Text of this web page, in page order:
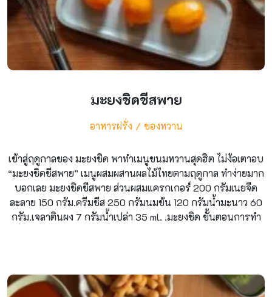
มะยงชิดชีสพาย
อาหารฝรั่ง ของหวาน
เข้าสู่ฤดูกาลของ มะยงชิด พาทำเมนูขนมหวานสุดฮิต ไม่ง้อเตาอบ
“มะยงชิดชีสพาย” เมนูผสมผสานผลไม้ไทยตามฤดูกาล ทำง่ายมาก
บอกเลย มะยงชิดชีสพาย ส่วนผสมแครกเกอร์ 200 กรัมเนยจืด
ละลาย 150 กรัม.ครีมชีส 250 กรัมนมข้น 120 กรัมน้ำมะนาว 60
กรัม.เจลาตินผง 7 กรัมน้ำเปล่า 35 ml. .มะยงชิด ขั้นตอนการทำ
ไว้ผสมกับเนื้อครีมชีส ทำตัวครีมกันค่ะ ตีครีมชีสให้อ่อนตัวซะก่อน
ต่อด้วยการเติมนมข้นหวาน และน้ำมะนาว ลงไป ผสมให้เข้ากันดี